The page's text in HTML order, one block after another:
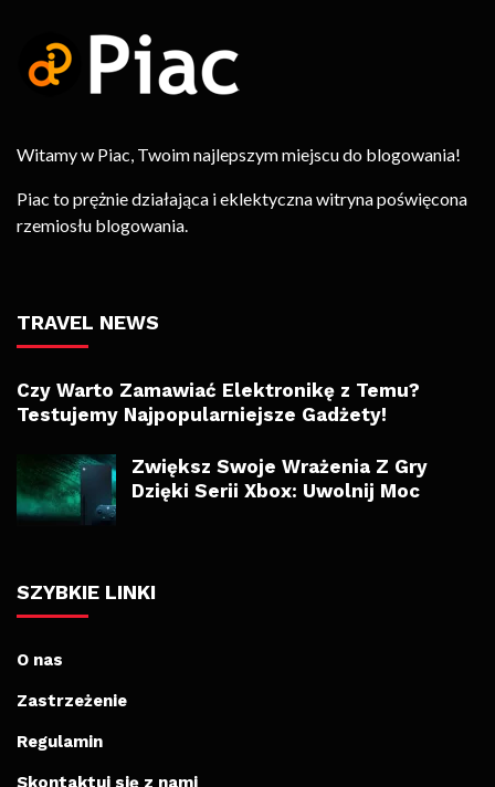
Witamy w Piac, Twoim najlepszym miejscu do blogowania!
Piac to prężnie działająca i eklektyczna witryna poświęcona
rzemiosłu blogowania.
TRAVEL NEWS
Czy Warto Zamawiać Elektronikę z Temu?
Testujemy Najpopularniejsze Gadżety!
Zwiększ Swoje Wrażenia Z Gry
Dzięki Serii Xbox: Uwolnij Moc
SZYBKIE LINKI
O nas
Zastrzeżenie
Regulamin
Skontaktuj się z nami